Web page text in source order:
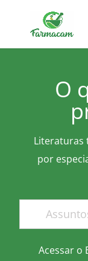
O
Literaturas
por
Acessar o